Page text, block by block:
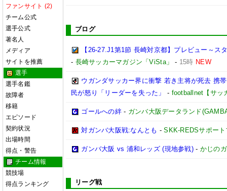
ファンサイト (2)
チーム公式
選手公式
著名人
メディア
サイトを推薦
選手
選手名鑑
故障者
移籍
エピソード
契約状況
出場時間
得点・警告
チーム情報
競技場
得点ランキング
ブログ
【26-27.J1第1節 長崎対京都】プレビュー～
- 長崎サッカーマガジン「ViSta」 - 15時 NEW
ウガンダサッカー界に衝撃 若き主将が死去 携
民が怒り「リーダーを失った」
- footballnet【サッ
ゴールへの絆- ガンバ大阪データランド
対ガンバ大阪戦:なんとも -SKK-REDSサポー
ガンバ大阪 vs 浦和レッズ (現地参戦)- かじの
リーグ戦